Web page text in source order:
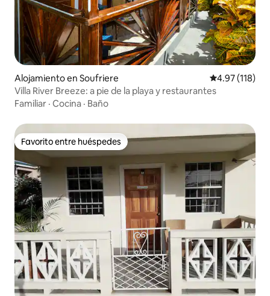
Alojamiento en Soufriere Calificación
4.97 (118)
Villa River Breeze: a pie de la playa y restaurantes
Familiar · Cocina · Baño
Favorito entre huéspedes
Favorito entre huéspedes